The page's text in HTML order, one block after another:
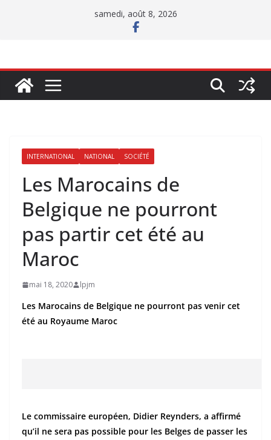
samedi, août 8, 2026
INTERNATIONAL NATIONAL SOCIÉTÉ
Les Marocains de
Belgique ne pourront
pas partir cet été au
Maroc
mai 18, 2020 lpjm
Les Marocains de Belgique ne pourront pas venir cet
été au Royaume Maroc
Le commissaire européen, Didier Reynders, a affirmé
qu’il ne sera pas possible pour les Belges de passer les